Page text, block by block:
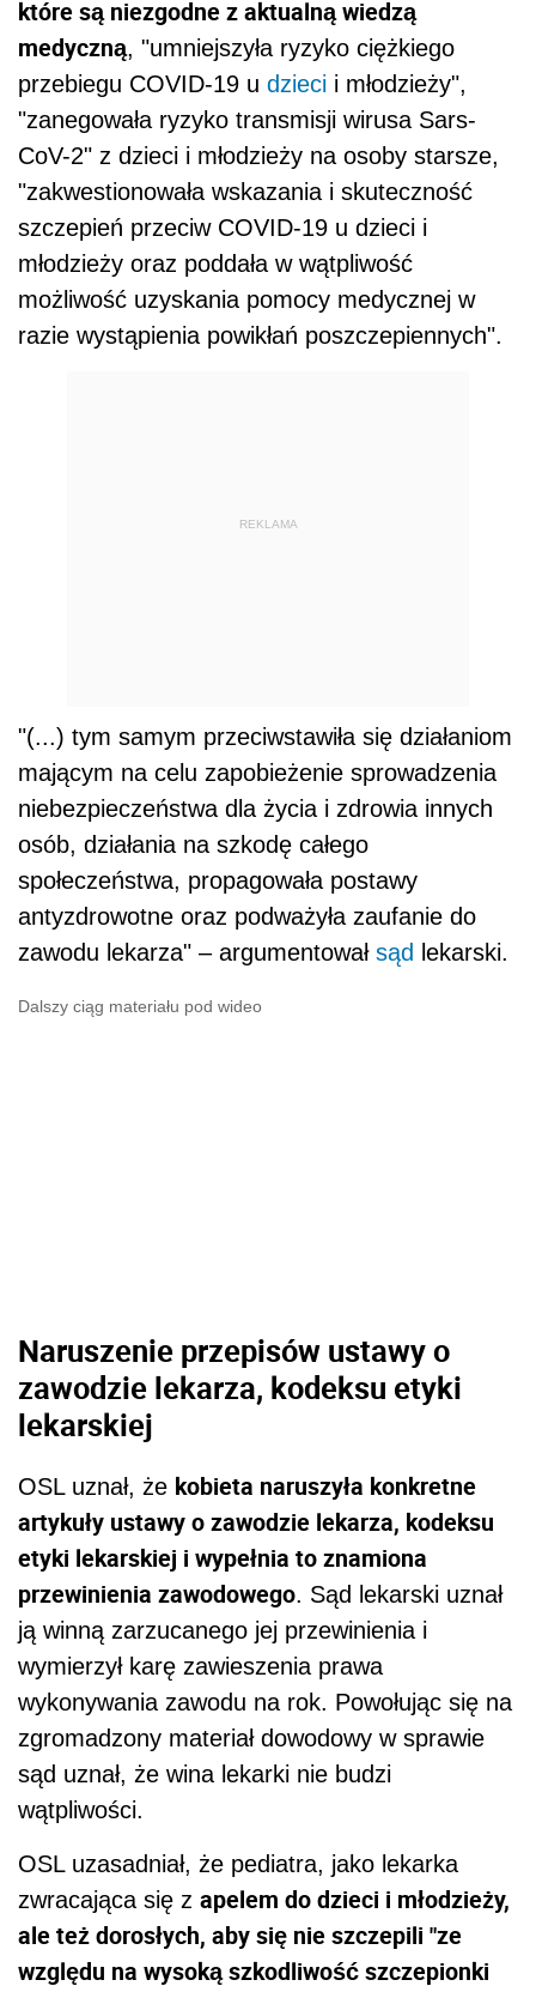
które są niezgodne z aktualną wiedzą
medyczną, "umniejszyła ryzyko ciężkiego
przebiegu COVID-19 u dzieci i młodzieży",
"zanegowała ryzyko transmisji wirusa Sars-
CoV-2" z dzieci i młodzieży na osoby starsze,
"zakwestionowała wskazania i skuteczność
szczepień przeciw COVID-19 u dzieci i
młodzieży oraz poddała w wątpliwość
możliwość uzyskania pomocy medycznej w
razie wystąpienia powikłań poszczepiennych".
REKLAMA
"(...) tym samym przeciwstawiła się działaniom
mającym na celu zapobieżenie sprowadzenia
niebezpieczeństwa dla życia i zdrowia innych
osób, działania na szkodę całego
społeczeństwa, propagowała postawy
antyzdrowotne oraz podważyła zaufanie do
zawodu lekarza" – argumentował sąd lekarski.
Dalszy ciąg materiału pod wideo
Naruszenie przepisów ustawy o
zawodzie lekarza, kodeksu etyki
lekarskiej
OSL uznał, że kobieta naruszyła konkretne
artykuły ustawy o zawodzie lekarza, kodeksu
etyki lekarskiej i wypełnia to znamiona
przewinienia zawodowego. Sąd lekarski uznał
ją winną zarzucanego jej przewinienia i
wymierzył karę zawieszenia prawa
wykonywania zawodu na rok. Powołując się na
zgromadzony materiał dowodowy w sprawie
sąd uznał, że wina lekarki nie budzi
wątpliwości.
OSL uzasadniał, że pediatra, jako lekarka
zwracająca się z apelem do dzieci i młodzieży,
ale też dorosłych, aby się nie szczepili "ze
względu na wysoką szkodliwość szczepionki